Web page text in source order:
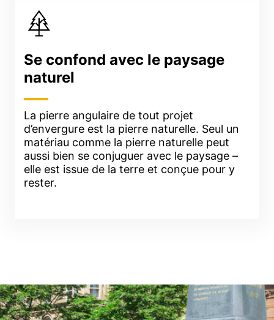
Se confond avec le paysage
naturel
La pierre angulaire de tout projet
d’envergure est la pierre naturelle. Seul un
matériau comme la pierre naturelle peut
aussi bien se conjuguer avec le paysage –
elle est issue de la terre et conçue pour y
rester.